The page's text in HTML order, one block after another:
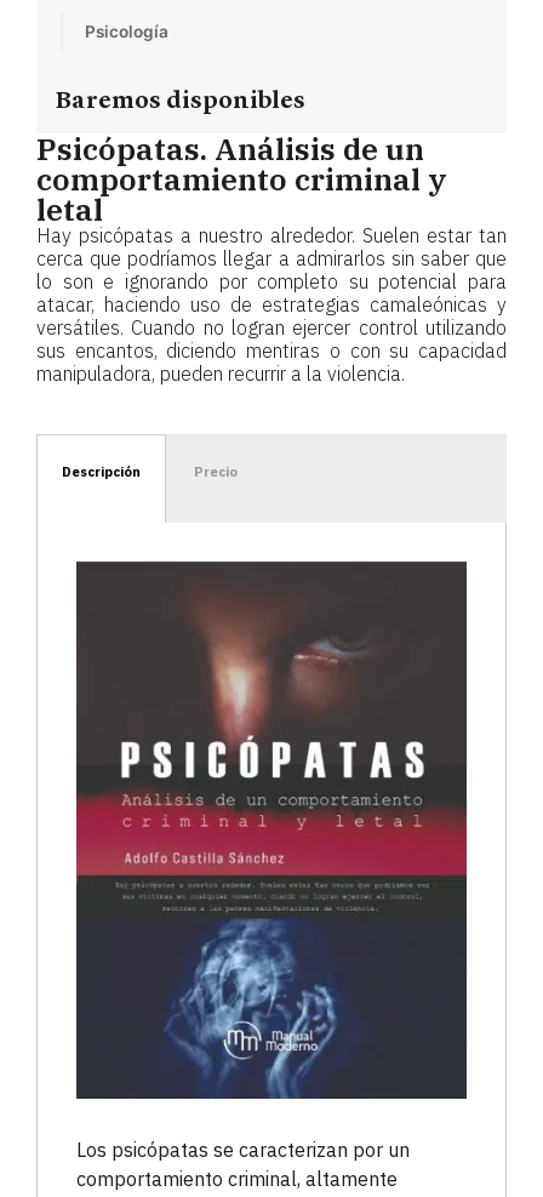
Psicología
Baremos disponibles
Psicópatas. Análisis de un
comportamiento criminal y
letal
Hay psicópatas a nuestro alrededor. Suelen estar tan
cerca que podríamos llegar a admirarlos sin saber que
lo son e ignorando por completo su potencial para
atacar, haciendo uso de estrategias camaleónicas y
versátiles. Cuando no logran ejercer control utilizando
sus encantos, diciendo mentiras o con su capacidad
manipuladora, pueden recurrir a la violencia.
Descripción Precio
Los psicópatas se caracterizan por un
comportamiento criminal, altamente